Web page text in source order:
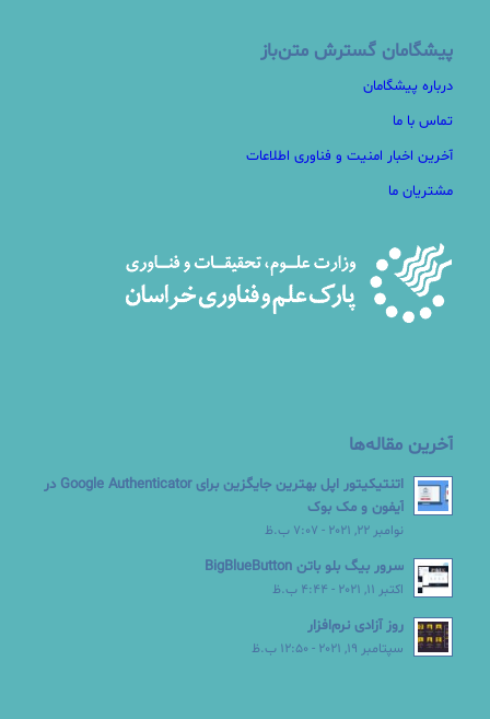
پیشگامان گسترش متن‌باز
درباره پیشگامان
تماس با ما
آخرین اخبار امنیت و فناوری اطلاعات
مشتریان ما
آخرین مقاله‌ها
اتنتیکیتور اپل بهترین جایگزین برای Google Authenticator در
آیفون و مک بوک
نوامبر 22, 2021 - 7:07 ب.ظ
سرور بیگ بلو باتن BigBlueButton
اکتبر 11, 2021 - 4:44 ب.ظ
روز آزادی نرم‌افزار
سپتامبر 19, 2021 - 12:50 ب.ظ